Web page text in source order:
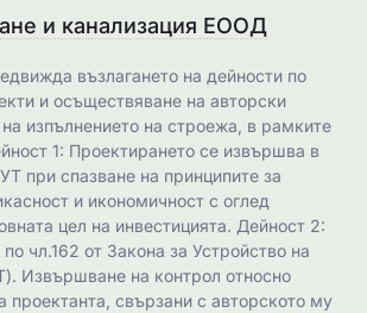
и канализация ЕООД
възлагането на дейности по
и осъществяване на авторски
изпълнението на строежа, в рамките
1: Проектирането се извършва в
при спазване на принципите за
и икономичност с оглед
цел на инвестицията. Дейност 2:
чл.162 от Закона за Устройство на
Извършване на контрол относно
проектанта, свързани с авторското му